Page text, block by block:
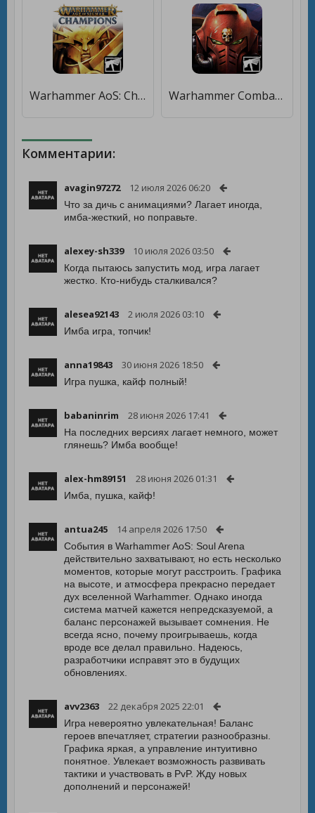
Warhammer AoS: Champions [Много денег] Warhammer Combat Cards - 40K Edition [Много денег]
Комментарии:
avagin97272 12 июля 2026 06:20
Что за дичь с анимациями? Лагает иногда,
имба-жесткий, но поправьте.
alexey-sh339 10 июля 2026 03:50
Когда пытаюсь запустить мод, игра лагает
жестко. Кто-нибудь сталкивался?
alesea92143 2 июля 2026 03:10
Имба игра, топчик!
anna19843 30 июня 2026 18:50
Игра пушка, кайф полный!
babaninrim 28 июня 2026 17:41
На последних версиях лагает немного, может
глянешь? Имба вообще!
alex-hm89151 28 июня 2026 01:31
Имба, пушка, кайф!
antua245 14 апреля 2026 17:50
События в Warhammer AoS: Soul Arena
действительно захватывают, но есть несколько
моментов, которые могут расстроить. Графика
на высоте, и атмосфера прекрасно передает
дух вселенной Warhammer. Однако иногда
система матчей кажется непредсказуемой, а
баланс персонажей вызывает сомнения. Не
всегда ясно, почему проигрываешь, когда
вроде все делал правильно. Надеюсь,
разработчики исправят это в будущих
обновлениях.
avv2363 22 декабря 2025 22:01
Игра невероятно увлекательная! Баланс
героев впечатляет, стратегии разнообразны.
Графика яркая, а управление интуитивно
понятное. Увлекает возможность развивать
тактики и участвовать в PvP. Жду новых
дополнений и персонажей!